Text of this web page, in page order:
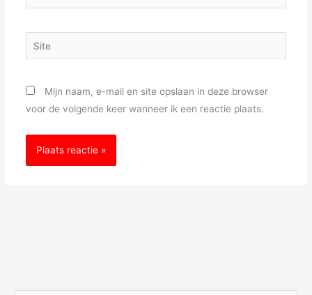
mail*
Site
Mijn naam, e-mail en site opslaan in deze browser
voor de volgende keer wanneer ik een reactie plaats.